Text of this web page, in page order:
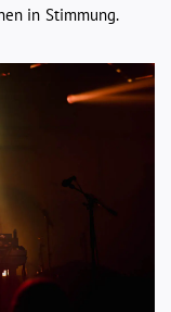
in Stimmung.